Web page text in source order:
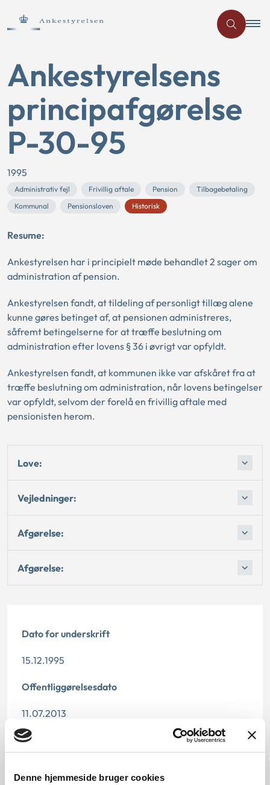
Denne hjemmeside bruger cookies
Ankestyrelsens
principafgørelse
P-30-95
1995
Administrativ fejl Frivillig aftale Pension
Tilbagebetaling
Kommunal
Pensionsloven Historisk
Resume:
Ankestyrelsen har i principielt møde behandlet 2 sager om
administration af pension.
Ankestyrelsen fandt, at tildeling af personligt tillæg alene
kunne gøres betinget af, at pensionen administreres,
såfremt betingelserne for at træffe beslutning om
administration efter lovens § 36 i øvrigt var opfyldt.
Ankestyrelsen fandt, at kommunen ikke var afskåret fra at
træffe beslutning om administration, når lovens betingelser
var opfyldt, selvom der forelå en frivillig aftale med
pensionisten herom.
Love:
Vejledninger:
Afgørelse:
Afgørelse:
Dato for underskrift
15.12.1995
Offentliggørelsesdato
11.07.2013
Denne principafgørelse er kasseret den 16.
november 2008, da den er erstattet af